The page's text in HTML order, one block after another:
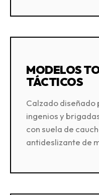
MODELOS
TÁCTICOS
Calzado diseñado
ingenios y
con suela de
antideslizante de